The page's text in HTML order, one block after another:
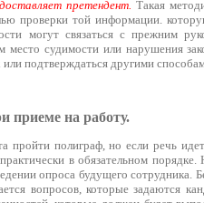
претендент. Такая
проверки той информации.
могут связаться с прежним
судимости или нарушения
подтверждаться другими
приеме на работу.
пройти полиграф, но если речь
в обязательном
опроса будущего сотрудника.
вопросов, которые задаются